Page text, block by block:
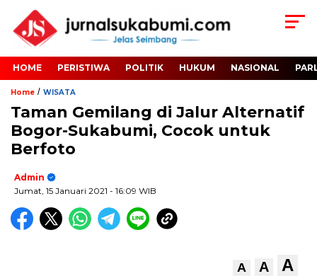
HOME PERISTIWA POLITIK HUKUM NASIONAL
Home / WISATA
Taman Gemilang di Jalur Alternatif
Bogor-Sukabumi, Cocok untuk
Berfoto
Admin
Jumat, 15 Januari 2021 - 16:09 WIB
A A A